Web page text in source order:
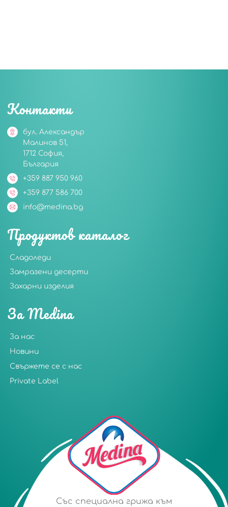
Със специална грижа към
За Medina
За нас
Новини
Свържете се с нас
Private Label
Продуктов каталог
Сладоледи
Замразени десерти
Захарни изделия
Контакти
бул. Александър
Малинов 51,
1712 София,
България
+359 887 950 960
+359 877 586 700
info@medina.bg